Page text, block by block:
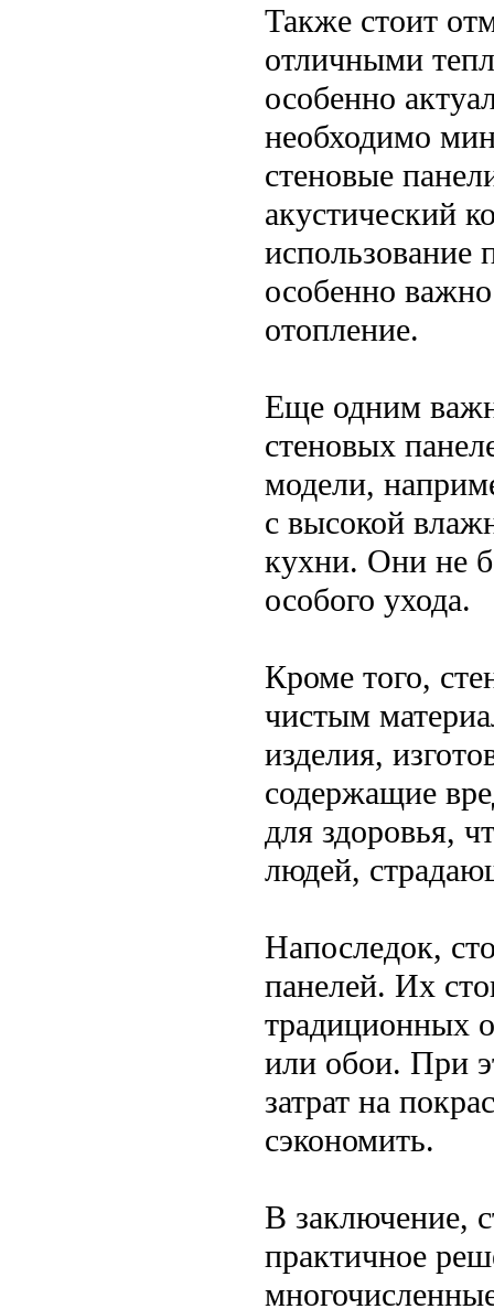
Также стоит
отличными
особенно
необходимо
стеновые
акустический
использование
особенно
отопление.
Еще одним
стеновых
модели,
с высокой
кухни. Они не
особого ухода.
Кроме того,
чистым
изделия,
содержащие
для здоровья,
людей,
Напоследок,
панелей. Их
традиционных
или обои. При
затрат на
сэкономить.
В заключение,
практичное